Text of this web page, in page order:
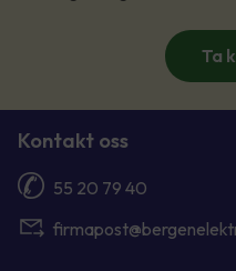
Ta
Kontakt oss
55 20 79 40